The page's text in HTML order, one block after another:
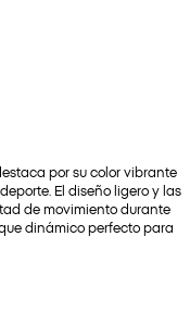
por su color vibrante
El diseño ligero y las
de movimiento durante
dinámico perfecto para